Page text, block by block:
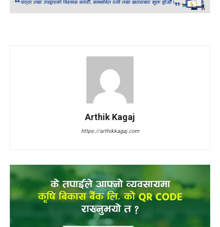
Arthik Kagaj
https://arthikkagaj.com